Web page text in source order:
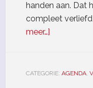
handen aan. Dat
compleet
meer…]
CATEGORIE: AGENDA,